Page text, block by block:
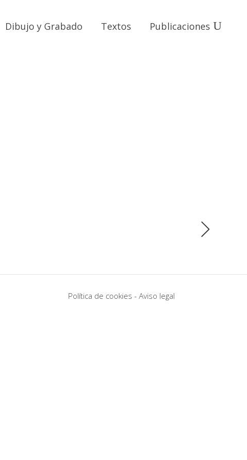
Dibujo y Grabado Textos Publicaciones
Política de cookies - Aviso legal